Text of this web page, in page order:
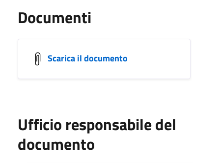
Documenti
Scarica il documento
Ufficio responsabile del
documento